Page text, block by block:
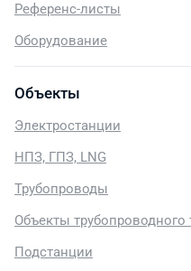
Референс-листы
Оборудование
Объекты
Электростанции
НПЗ, ГПЗ, LNG
Трубопроводы
Объекты трубопроводного
Подстанции